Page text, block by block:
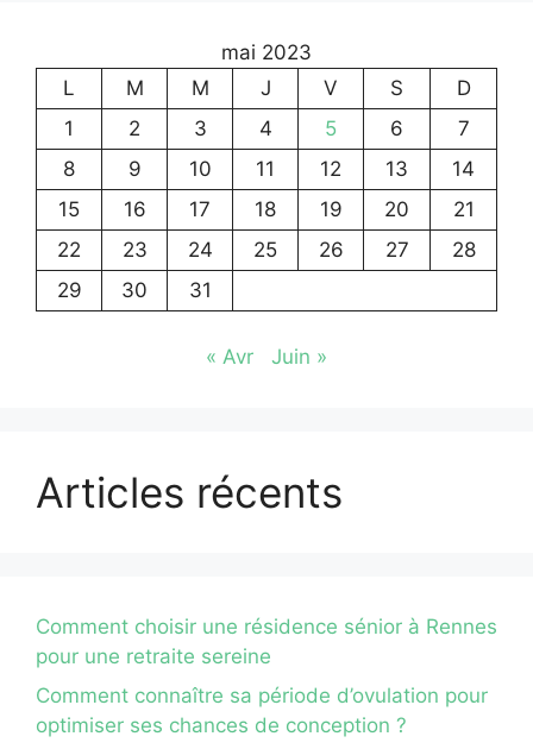
mai 2023
L
M M J V S
D
1
2 3 4 5 6
7
8
9 10 11 12 13
14
15
16 17 18 19 20
21
22
23 24 25 26 27
28
29
30 31
« Avr Juin »
Articles récents
Comment choisir une résidence sénior à Rennes
pour une retraite sereine
Comment connaître sa période d’ovulation pour
optimiser ses chances de conception ?